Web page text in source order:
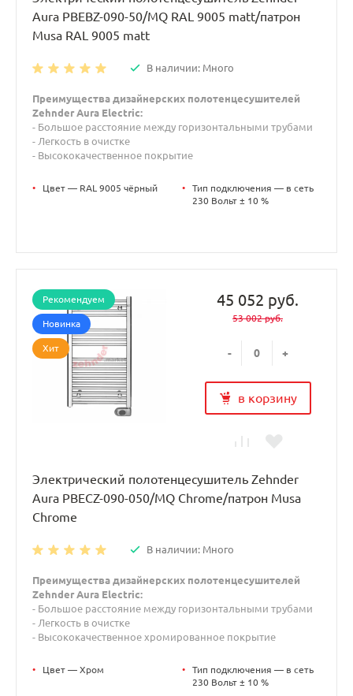
Aura PBEBZ-090-50/MQ RAL 9005 matt/патрон
Musa RAL 9005 matt
В наличии: Много
Преимущества дизайнерских полотенцесушителей
Zehnder Aura Electric:
- Большое расстояние между горизонтальными трубами
- Легкость в очистке
- Высококачественное покрытие
• Цвет — RAL 9005 чёрный •
Тип подключения — в сеть
230 Вольт ± 10 %
Рекомендуем
Новинка
Хит
45 052 руб.
53 002 руб.
- +
в корзину
Электрический полотенцесушитель Zehnder
Aura PBECZ-090-050/MQ Chrome/патрон Musa
Chrome
В наличии: Много
Преимущества дизайнерских полотенцесушителей
Zehnder Aura Electric:
- Большое расстояние между горизонтальными трубами
- Легкость в очистке
- Высококачественное хромированное покрытие
• Цвет — Хром •
Тип подключения — в сеть
230 Вольт ± 10 %